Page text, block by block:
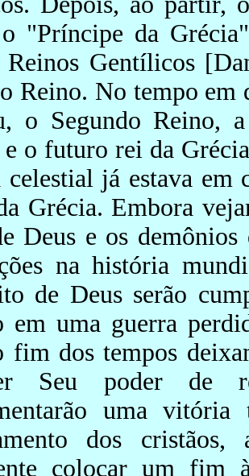
"Príncipe da
Reinos Gentílicos
Reino. No tempo em
o Segundo Reino,
o futuro rei da
celestial já estava
Grécia. Embora
Deus e os
na história
de Deus serão
em uma guerra
fim dos tempos
Seu poder de
uma
dos
colocar um fim